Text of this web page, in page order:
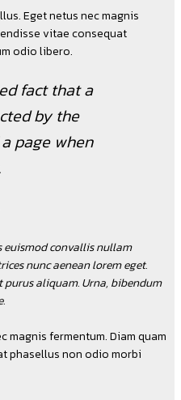
Eget netus nec magnis
vitae consequat
odio libero.
fact that a
by the
page when
euismod convallis nullam
nunc aenean lorem eget.
purus aliquam. Urna, bibendum
magnis fermentum. Diam quam
phasellus non odio morbi